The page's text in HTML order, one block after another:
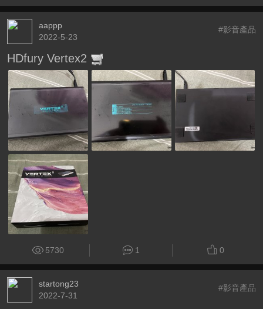
aappp
2022-5-23
#影音產品
HDfury Vertex2
5730 1 0
startong23
2022-7-31
#影音產品